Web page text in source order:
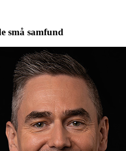
små samfund